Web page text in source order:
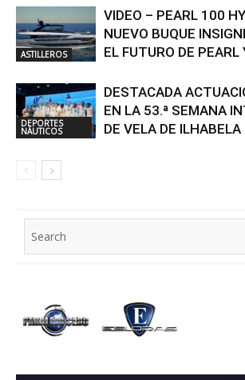
ASTILLEROS
VIDEO – PEARL 100
NUEVO BUQUE
EL FUTURO DE PEARL
DEPORTES
NÁUTICOS
DESTACADA
EN LA 53.ª SEMANA
DE VELA DE ILHABELA
for: